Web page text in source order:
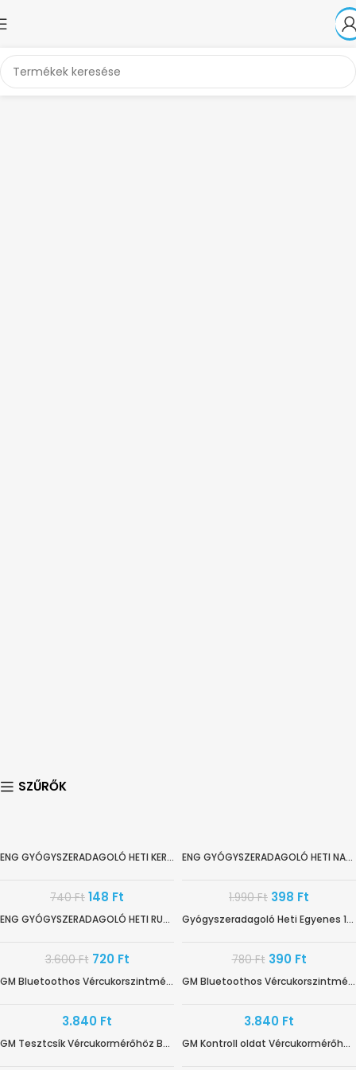
SZŰRŐK
ENG GYÓGYSZERADAGOLÓ HETI KEREK CARE ES.
740Ft 148 Ft
ENG GYÓGYSZERADAGOLÓ HETI NAPI 4REK CARE
1.990Ft 398 Ft
ENG GYÓGYSZERADAGOLÓ HETI RUGÓS CARE ES.
3.600Ft 720 Ft
-50%
Gyógyszeradagoló Heti Egyenes 13cm (angol)
780Ft 390 Ft
GM Bluetoothos Vércukorszintmérő Fehér BG-710B
3.840 Ft
GM Bluetoothos Vércukorszintmérő Fekete BG-710B
3.840 Ft
GM Tesztcsík Vércukormérőhöz BS-602 GM Kontroll oldat Vércukormérőhöz CS-201